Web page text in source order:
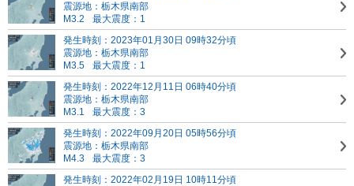
震源地：栃木県南部
M3.2
最大震度：1
発生時刻：2023年01月30日 09時32分頃
震源地：栃木県南部
M3.5
最大震度：1
発生時刻：2022年12月11日 06時40分頃
震源地：栃木県南部
M3.1
最大震度：3
発生時刻：2022年09月20日 05時56分頃
震源地：栃木県南部
M4.3
最大震度：3
発生時刻：2022年02月19日 10時11分頃